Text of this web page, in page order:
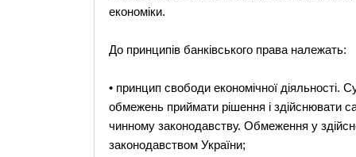
економіки.
До принципів банківського права належать:
• принцип свободи економічної діяльності.
обмежень приймати рішення і здійснювати
чинному законодавству. Обмеження у
законодавством України;